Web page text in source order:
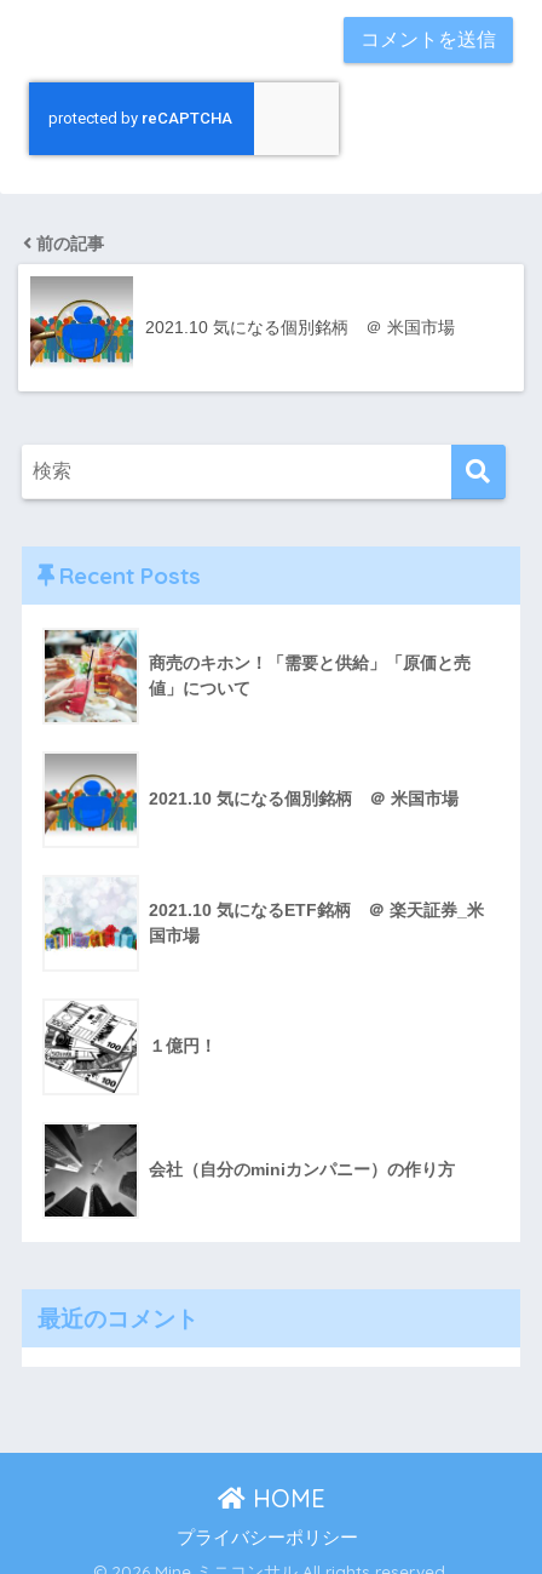
前の記事
2021.10 気になる個別銘柄 ＠ 米国市場
Recent Posts
商売のキホン！「需要と供給」「原価と売
値」について
2021.10 気になる個別銘柄 ＠ 米国市場
2021.10 気になるETF銘柄 ＠ 楽天証券_米
国市場
１億円！
会社（自分のminiカンパニー）の作り方
最近のコメント
HOME
プライバシーポリシー